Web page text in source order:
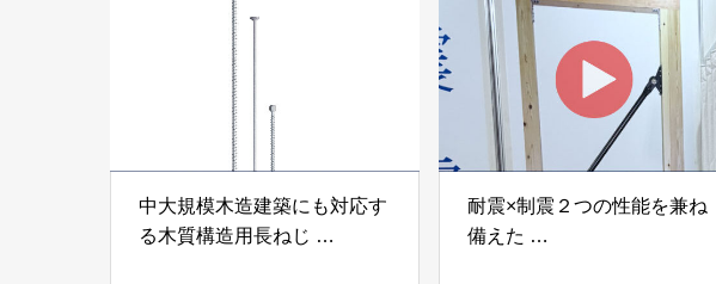
ンパテック
中大規模木造建築にも対応す
る木質構造用長ねじ
耐震×制震２つの性能を兼ね
備えた